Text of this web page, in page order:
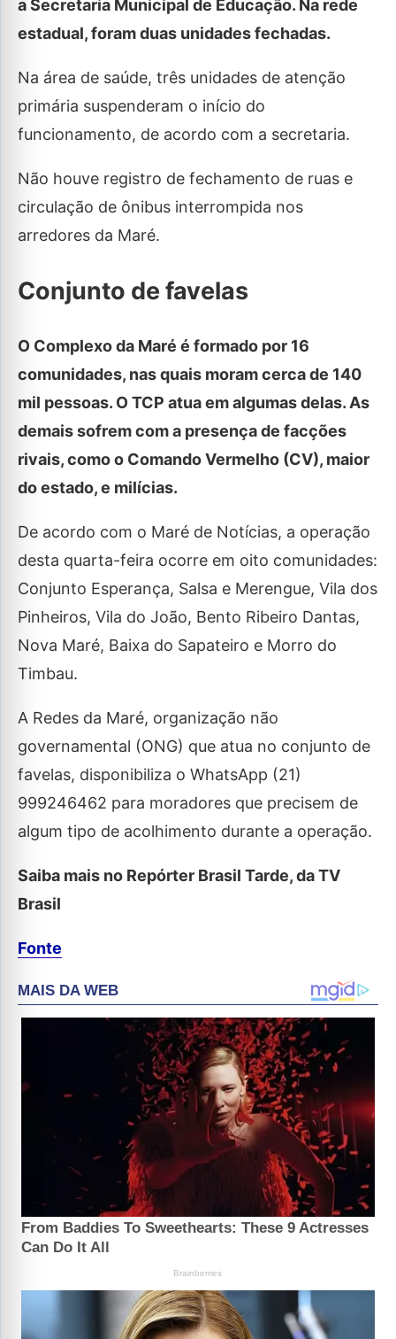
a Secretaria Municipal de Educação. Na rede
estadual, foram duas unidades fechadas.
Na área de saúde, três unidades de atenção
primária suspenderam o início do
funcionamento, de acordo com a secretaria.
Não houve registro de fechamento de ruas e
circulação de ônibus interrompida nos
arredores da Maré.
Conjunto de favelas
O Complexo da Maré é formado por 16
comunidades, nas quais moram cerca de 140
mil pessoas. O TCP atua em algumas delas. As
demais sofrem com a presença de facções
rivais, como o Comando Vermelho (CV), maior
do estado, e milícias.
De acordo com o Maré de Notícias, a operação
desta quarta-feira ocorre em oito comunidades:
Conjunto Esperança, Salsa e Merengue, Vila dos
Pinheiros, Vila do João, Bento Ribeiro Dantas,
Nova Maré, Baixa do Sapateiro e Morro do
Timbau.
A Redes da Maré, organização não
governamental (ONG) que atua no conjunto de
favelas, disponibiliza o WhatsApp (21)
999246462 para moradores que precisem de
algum tipo de acolhimento durante a operação.
Saiba mais no Repórter Brasil Tarde, da TV
Brasil
Fonte